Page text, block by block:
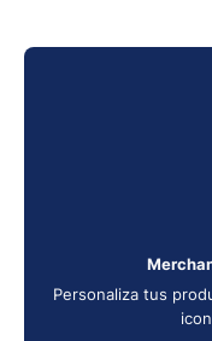
Personaliza tus